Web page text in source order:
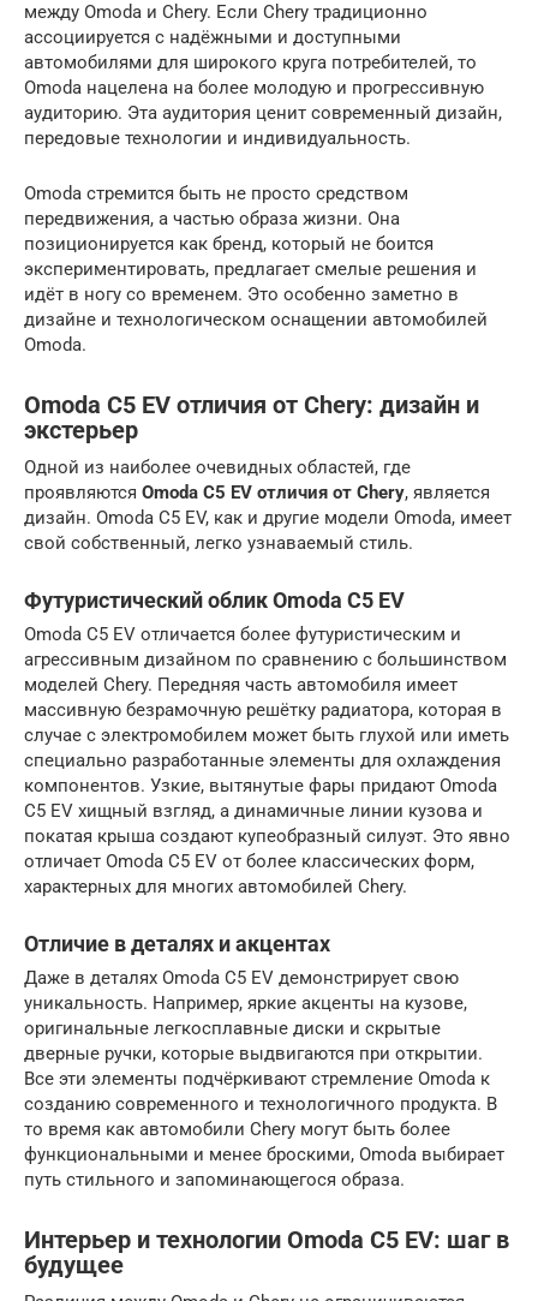
между Omoda и Chery. Если Chery традиционно
ассоциируется с надёжными и доступными
автомобилями для широкого круга потребителей, то
Omoda нацелена на более молодую и прогрессивную
аудиторию. Эта аудитория ценит современный дизайн,
передовые технологии и индивидуальность.
Omoda стремится быть не просто средством
передвижения, а частью образа жизни. Она
позиционируется как бренд, который не боится
экспериментировать, предлагает смелые решения и
идёт в ногу со временем. Это особенно заметно в
дизайне и технологическом оснащении автомобилей
Omoda.
Omoda C5 EV отличия от Chery: дизайн и
экстерьер
Одной из наиболее очевидных областей, где
проявляются Omoda C5 EV отличия от Chery, является
дизайн. Omoda C5 EV, как и другие модели Omoda, имеет
свой собственный, легко узнаваемый стиль.
Футуристический облик Omoda C5 EV
Omoda C5 EV отличается более футуристическим и
агрессивным дизайном по сравнению с большинством
моделей Chery. Передняя часть автомобиля имеет
массивную безрамочную решётку радиатора, которая в
случае с электромобилем может быть глухой или иметь
специально разработанные элементы для охлаждения
компонентов. Узкие, вытянутые фары придают Omoda
C5 EV хищный взгляд, а динамичные линии кузова и
покатая крыша создают купеобразный силуэт. Это явно
отличает Omoda C5 EV от более классических форм,
характерных для многих автомобилей Chery.
Отличие в деталях и акцентах
Даже в деталях Omoda C5 EV демонстрирует свою
уникальность. Например, яркие акценты на кузове,
оригинальные легкосплавные диски и скрытые
дверные ручки, которые выдвигаются при открытии.
Все эти элементы подчёркивают стремление Omoda к
созданию современного и технологичного продукта. В
то время как автомобили Chery могут быть более
функциональными и менее броскими, Omoda выбирает
путь стильного и запоминающегося образа.
Интерьер и технологии Omoda C5 EV: шаг в
будущее